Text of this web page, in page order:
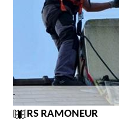
RS RAMONEUR